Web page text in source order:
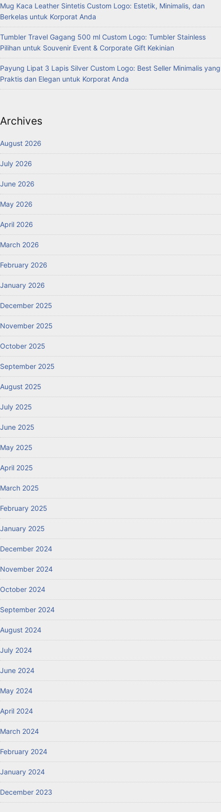
Mug Kaca Leather Sintetis Custom Logo: Estetik, Minimalis, dan
Berkelas untuk Korporat Anda
Tumbler Travel Gagang 500 ml Custom Logo: Tumbler Stainless
Pilihan untuk Souvenir Event & Corporate Gift Kekinian
Payung Lipat 3 Lapis Silver Custom Logo: Best Seller Minimalis yang
Praktis dan Elegan untuk Korporat Anda
Archives
August 2026
July 2026
June 2026
May 2026
April 2026
March 2026
February 2026
January 2026
December 2025
November 2025
October 2025
September 2025
August 2025
July 2025
June 2025
May 2025
April 2025
March 2025
February 2025
January 2025
December 2024
November 2024
October 2024
September 2024
August 2024
July 2024
June 2024
May 2024
April 2024
March 2024
February 2024
January 2024
December 2023